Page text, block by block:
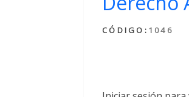
CÓDIGO: 1046